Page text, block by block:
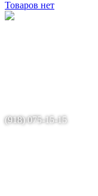
Товаров нет
(918) 075-15-15